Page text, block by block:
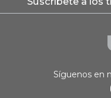
Síguenos en